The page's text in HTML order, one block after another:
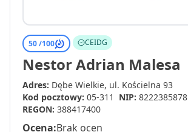
50 /100 CEIDG
Nestor Adrian Malesa
Adres: Dębe Wielkie, ul. Kościelna 93
Kod pocztowy: 05-311 NIP: 8222385878
REGON: 388417400
Ocena:Brak ocen